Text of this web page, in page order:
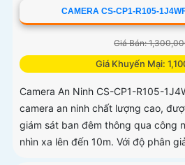
CAMERA CS-CP1-R105-
Giá Bán:
Giá Khuyến Mại:
Camera An Ninh CS-CP1-R105-
camera an ninh chất lượng cao,
giám sát ban đêm thông qua công
nhìn xa lên đến 10m. Với độ phân